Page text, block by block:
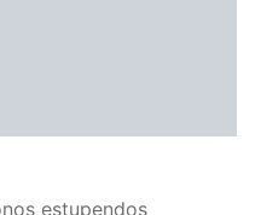
estupendos